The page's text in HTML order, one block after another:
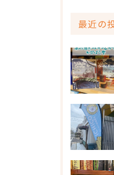
最近の